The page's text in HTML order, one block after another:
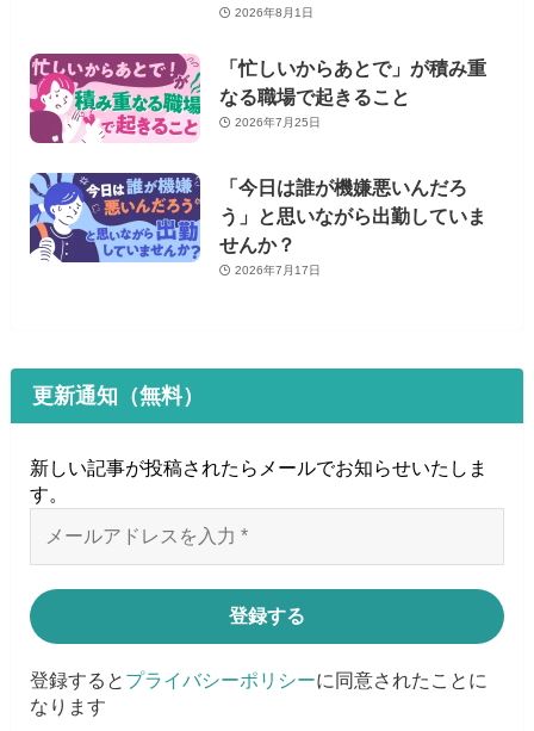
2026年8月1日
「忙しいからあとで」が積み重
なる職場で起きること
2026年7月25日
「今日は誰が機嫌悪いんだろ
う」と思いながら出勤していま
せんか？
2026年7月17日
更新通知（無料）
新しい記事が投稿されたらメールでお知らせいたしま
す。
登録すると プライバシーポリシーに同意されたことに
なります